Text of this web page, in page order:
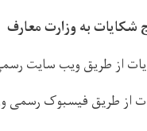
به وزارت معارف
از طریق ویب سایت
از طریق فیسبوک رسمی